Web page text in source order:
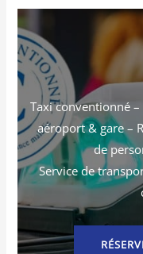
Taxi conventionné
aéroport & gare –
de
Service de